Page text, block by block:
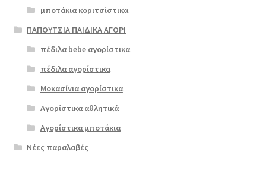
μποτάκια κοριτσίστικα
ΠΑΠΟΥΤΣΙΑ ΠΑΙΔΙΚΑ ΑΓΟΡΙ
πέδιλα bebe αγορίστικα
πέδιλα αγορίστικα
Μοκασίνια αγορίστικα
Αγορίστικα αθλητικά
Αγορίστικα μποτάκια
Νέες παραλαβές